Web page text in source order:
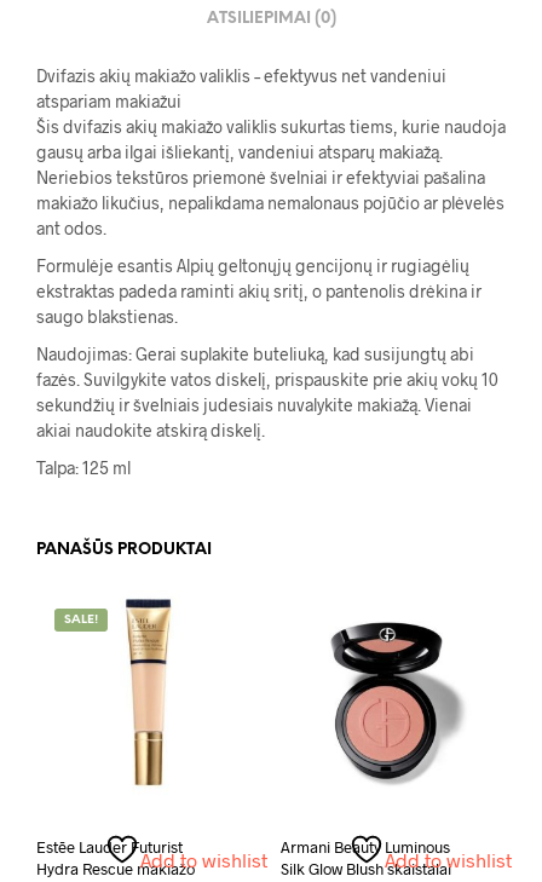
ATSILIEPIMAI (0)
Dvifazis akių makiažo valiklis – efektyvus net vandeniui
atspariam makiažui
Šis dvifazis akių makiažo valiklis sukurtas tiems, kurie naudoja
gausų arba ilgai išliekantį, vandeniui atsparų makiažą.
Neriebios tekstūros priemonė švelniai ir efektyviai pašalina
makiažo likučius, nepalikdama nemalonaus pojūčio ar plėvelės
ant odos.
Formulėje esantis Alpių geltonųjų gencijonų ir rugiagėlių
ekstraktas padeda raminti akių sritį, o pantenolis drėkina ir
saugo blakstienas.
Naudojimas: Gerai suplakite buteliuką, kad susijungtų abi
fazės. Suvilgykite vatos diskelį, prispauskite prie akių vokų 10
sekundžių ir švelniais judesiais nuvalykite makiažą. Vienai
akiai naudokite atskirą diskelį.
Talpa: 125 ml
PANAŠŪS PRODUKTAI
SALE!
Add to wishlist
Estēe Lauder Futurist
Hydra Rescue makiažo
Add to wishlist
Armani Beauty Luminous
Silk Glow Blush skaistalai